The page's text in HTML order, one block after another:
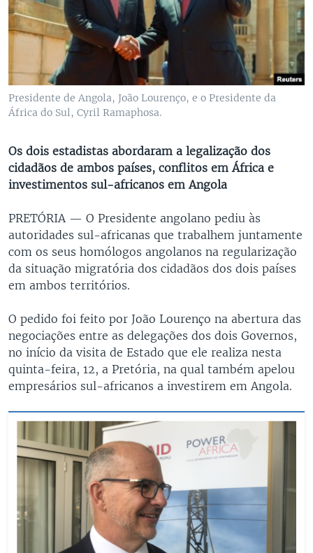
Presidente de Angola, João Lourenço, e o Presidente da
África do Sul, Cyril Ramaphosa.
Os dois estadistas abordaram a legalização dos
cidadãos de ambos países, conflitos em África e
investimentos sul-africanos em Angola
PRETÓRIA — O Presidente angolano pediu às
autoridades sul-africanas que trabalhem juntamente
com os seus homólogos angolanos na regularização
da situação migratória dos cidadãos dos dois países
em ambos territórios.
O pedido foi feito por João Lourenço na abertura das
negociações entre as delegações dos dois Governos,
no início da visita de Estado que ele realiza nesta
quinta-feira, 12, a Pretória, na qual também apelou
empresários sul-africanos a investirem em Angola.